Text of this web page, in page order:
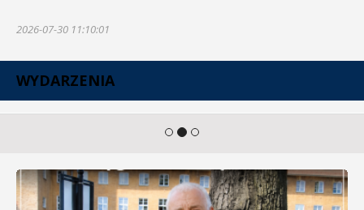
2026-07-30 11:10:01
WYDARZENIA